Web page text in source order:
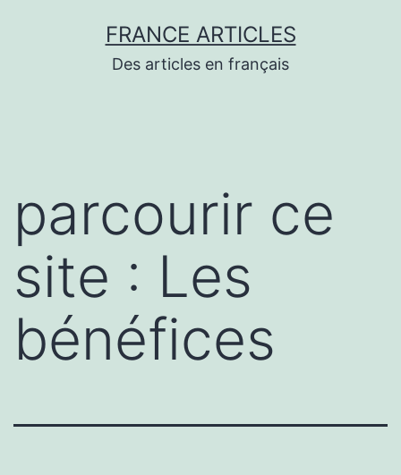
FRANCE ARTICLES
Des articles en français
parcourir ce
site : Les
bénéfices